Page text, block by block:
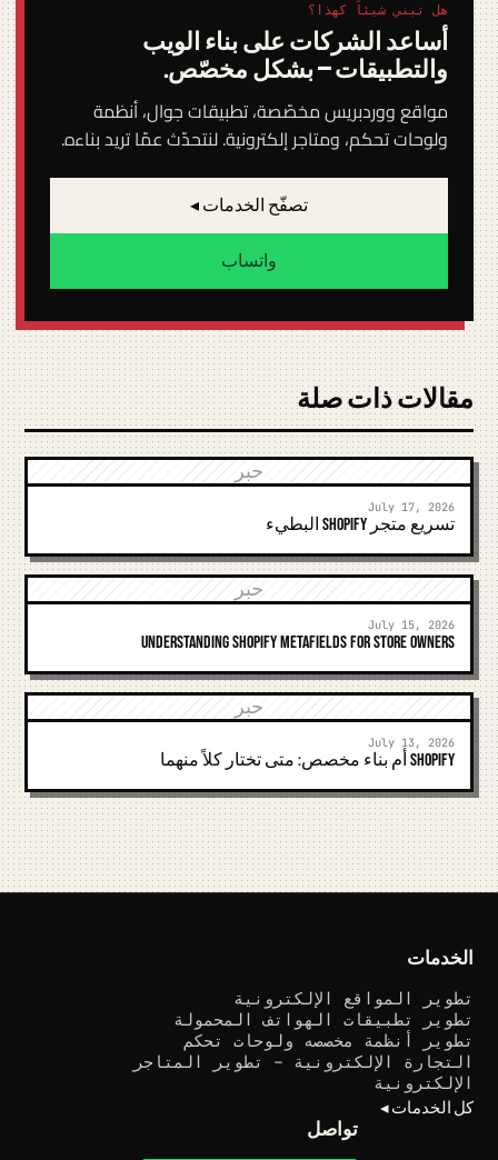
هل تبني شيئاً كهذا؟
أساعد الشركات على بناء الويب
والتطبيقات — بشكل مخصّص.
مواقع ووردبريس مخصّصة، تطبيقات جوال، أنظمة
ولوحات تحكم، ومتاجر إلكترونية. لنتحدّث عمّا تريد بناءه.
تصفّح الخدمات ◂
واتساب
مقالات ذات صلة
حبر
July 17, 2026
تسريع متجر Shopify البطيء
حبر
July 15, 2026
Understanding Shopify Metafields for Store Owners
حبر
July 13, 2026
Shopify أم بناء مخصص: متى تختار كلاً منهما
الخدمات
تطوير المواقع الإلكترونية
تطوير تطبيقات الهواتف المحمولة
تطوير أنظمة مخصصه ولوحات تحكم
التجارة الإلكترونية – تطوير المتاجر
الإلكترونية
كل الخدمات ◂
تواصل